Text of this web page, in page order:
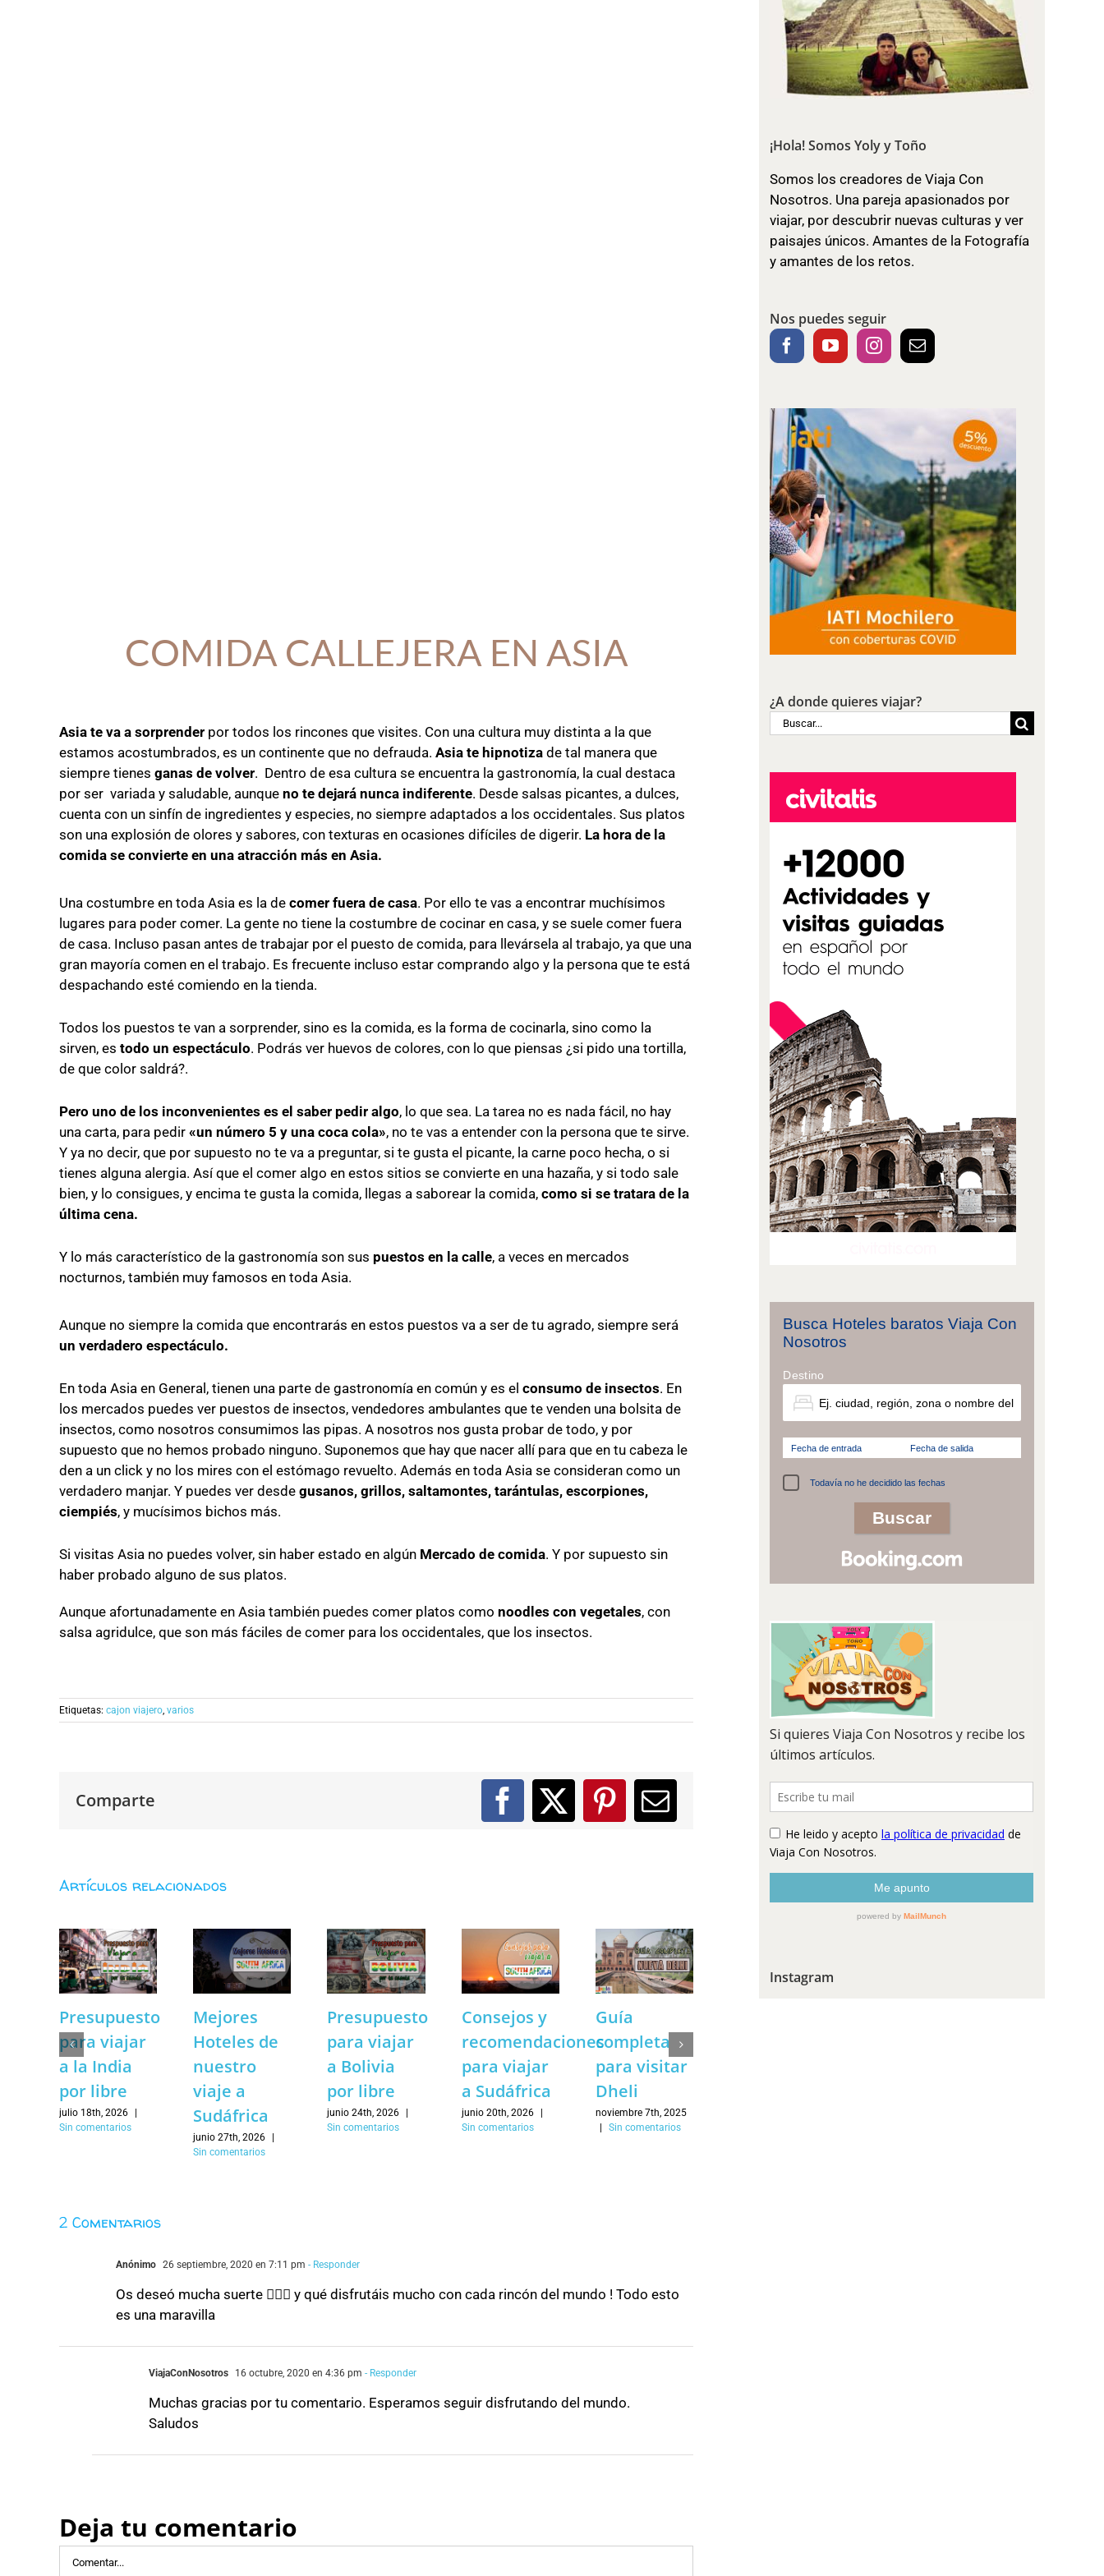
COMIDA CALLEJERA EN ASIA
Asia te va a sorprender por todos los rincones que visites. Con una cultura muy distinta a la que
estamos acostumbrados, es un continente que no defrauda. Asia te hipnotiza de tal manera que
siempre tienes ganas de volver. Dentro de esa cultura se encuentra la gastronomía, la cual destaca
por ser variada y saludable, aunque no te dejará nunca indiferente. Desde salsas picantes, a dulces,
cuenta con un sinfín de ingredientes y especies, no siempre adaptados a los occidentales. Sus platos
son una explosión de olores y sabores, con texturas en ocasiones difíciles de digerir. La hora de la
comida se convierte en una atracción más en Asia.
Una costumbre en toda Asia es la de comer fuera de casa. Por ello te vas a encontrar muchísimos
lugares para poder comer. La gente no tiene la costumbre de cocinar en casa, y se suele comer fuera
de casa. Incluso pasan antes de trabajar por el puesto de comida, para llevársela al trabajo, ya que una
gran mayoría comen en el trabajo. Es frecuente incluso estar comprando algo y la persona que te está
despachando esté comiendo en la tienda.
Todos los puestos te van a sorprender, sino es la comida, es la forma de cocinarla, sino como la
sirven, es todo un espectáculo. Podrás ver huevos de colores, con lo que piensas ¿si pido una tortilla,
de que color saldrá?.
Pero uno de los inconvenientes es el saber pedir algo, lo que sea. La tarea no es nada fácil, no hay
una carta, para pedir «un número 5 y una coca cola», no te vas a entender con la persona que te sirve.
Y ya no decir, que por supuesto no te va a preguntar, si te gusta el picante, la carne poco hecha, o si
tienes alguna alergia. Así que el comer algo en estos sitios se convierte en una hazaña, y si todo sale
bien, y lo consigues, y encima te gusta la comida, llegas a saborear la comida, como si se tratara de la
última cena.
Y lo más característico de la gastronomía son sus puestos en la calle, a veces en mercados
nocturnos, también muy famosos en toda Asia.
Aunque no siempre la comida que encontrarás en estos puestos va a ser de tu agrado, siempre será
un verdadero espectáculo.
En toda Asia en General, tienen una parte de gastronomía en común y es el consumo de insectos. En
los mercados puedes ver puestos de insectos, vendedores ambulantes que te venden una bolsita de
insectos, como nosotros consumimos las pipas. A nosotros nos gusta probar de todo, y por
supuesto que no hemos probado ninguno. Suponemos que hay que nacer allí para que en tu cabeza le
den a un click y no los mires con el estómago revuelto. Además en toda Asia se consideran como un
verdadero manjar. Y puedes ver desde gusanos, grillos, saltamontes, tarántulas, escorpiones,
ciempiés, y mucísimos bichos más.
Si visitas Asia no puedes volver, sin haber estado en algún Mercado de comida. Y por supuesto sin
haber probado alguno de sus platos.
Aunque afortunadamente en Asia también puedes comer platos como noodles con vegetales, con
salsa agridulce, que son más fáciles de comer para los occidentales, que los insectos.
Etiquetas: cajon viajero, varios
Comparte Facebook
X PinterestCorreo
electrónico
Artículos relacionados
Presupuesto
para viajar
a la India
por libre
julio 18th, 2026
Sin comentarios
Mejores
Hoteles de
nuestro
viaje a
Sudáfrica
junio 27th, 2026
Sin comentarios
Presupuesto
para viajar
a Bolivia
por libre
junio 24th, 2026
Sin comentarios
Consejos y
recomendaciones
para viajar
a Sudáfrica
junio 20th, 2026
Sin comentarios
Guía
completa
para visitar
Dheli
noviembre 7th, 2025
Sin comentarios
2 Comentarios
Anónimo 26 septiembre, 2020 en 7:11 pm - Responder
Os deseó mucha suerte 👍🏻🍀 y qué disfrutáis mucho con cada rincón del mundo ! Todo esto
es una maravilla
ViajaConNosotros 16 octubre, 2020 en 4:36 pm - Responder
Muchas gracias por tu comentario. Esperamos seguir disfrutando del mundo.
Saludos
Deja tu comentario
Comentar
¡Hola! Somos Yoly y Toño
Somos los creadores de Viaja Con
Nosotros. Una pareja apasionados por
viajar, por descubrir nuevas culturas y ver
paisajes únicos. Amantes de la Fotografía
y amantes de los retos.
Nos puedes seguir
¿A donde quieres viajar?
Buscar:
Busca Hoteles baratos Viaja Con
Nosotros
Destino
Fecha de entrada Fecha de salida
Todavía no he decidido las fechas
Instagram